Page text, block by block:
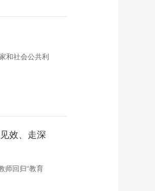
和社会公共利
效、走深
师回归“教育